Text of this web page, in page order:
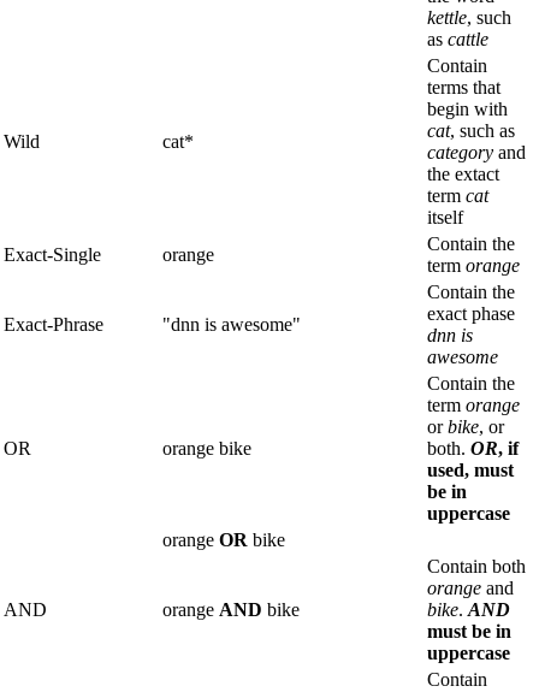
kettle, such
as cattle
Wild cat*
Contain
terms that
begin with
cat, such as
category and
the extact
term cat
itself
Exact-Single
orange
Contain the
term orange
Exact-Phrase "dnn is awesome"
Contain the
exact phase
dnn is
awesome
OR orange bike
Contain the
term orange
orbike, or
both. OR, if
used, must
be in
uppercase
orange OR bike
AND orange AND bike
Contain both
orange and
bike. AND
must be in
uppercase
Contain